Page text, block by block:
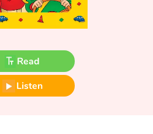
poetry
Read
Listen